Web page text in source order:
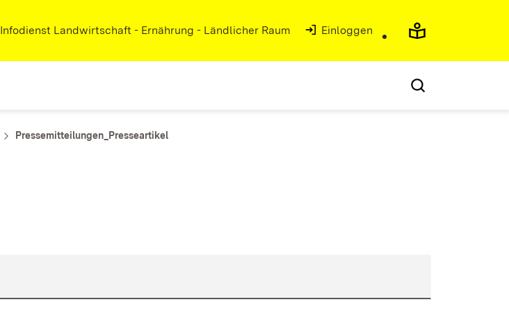
Infodienst Landwirtschaft - Ernährung - Ländlicher Raum Einloggen
Pressemitteilungen_Presseartikel